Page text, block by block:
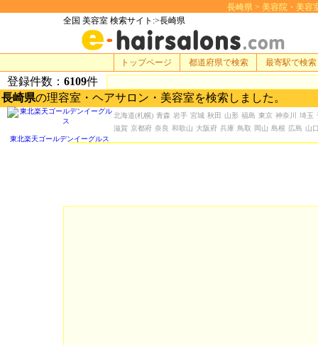
長崎県 > 美容院・美容
全国 美容室 検索サイト:>長崎県
登録件数： 6109件
長崎県の理容室・ヘアサロン・美容室を検索しました。
北海道(札幌) 青森 岩手 宮城 秋田 山形 福島 東京 神奈川 埼玉
滋賀 京都府 奈良 和歌山 大阪府 兵庫 鳥取 岡山 島根 広島 山
トップページ 都道府県で検索 最寄駅で検索
東北楽天ゴールデンイーグルス